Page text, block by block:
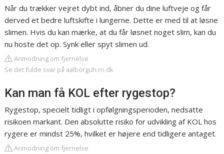
Når du trækker vejret dybt ind, åbner du dine luftveje og får
derved et bedre luftskifte i lungerne. Dette er med til at løsne
slimen. Hvis du kan mærke, at du får løsnet noget slim, kan du
nu hoste det op. Synk eller spyt slimen ud.
Anmodning om fjernelse
Se det fulde svar på aalborguh.rn.dk
Kan man få KOL efter rygestop?
Rygestop, specielt tidligt i opfølgningsperioden, nedsatte
risikoen markant. Den absolutte risiko for udvikling af KOL hos
rygere er mindst 25%, hvilket er højere end tidligere antaget.
Anmodning om fjernelse